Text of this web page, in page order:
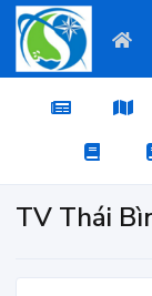
TV Thái